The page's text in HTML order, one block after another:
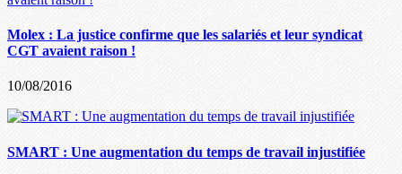
Molex : La justice confirme que les salariés et leur syndicat
CGT avaient raison !
10/08/2016
SMART : Une augmentation du temps de travail injustifiée